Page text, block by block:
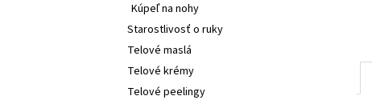
Kúpeľ na nohy
Starostlivosť o ruky
Telové maslá
Telové krémy
Telové peelingy